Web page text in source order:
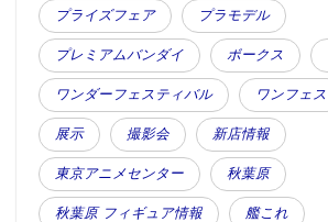
プライズフェア プラモデル
プレミアムバンダイ ボークス
ワンダーフェスティバル ワンフェス
展示 撮影会 新店情報
東京アニメセンター 秋葉原
秋葉原 フィギュア情報 艦これ